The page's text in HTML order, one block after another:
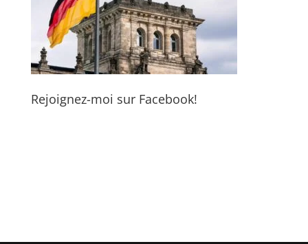
Rejoignez-moi sur Facebook!